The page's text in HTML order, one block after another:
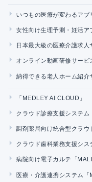
いつもの医療が変わるアプ
女性向け生理予測・妊活ア
日本最大級の医療介護求人
オンライン動画研修サービ
納得できる老人ホーム紹介
「MEDLEY AI CLOUD」
クラウド診療支援システム
調剤薬局向け統合型クラウ
クラウド歯科業務支援シス
病院向け電子カルテ「MALL
医療・介護連携システム「